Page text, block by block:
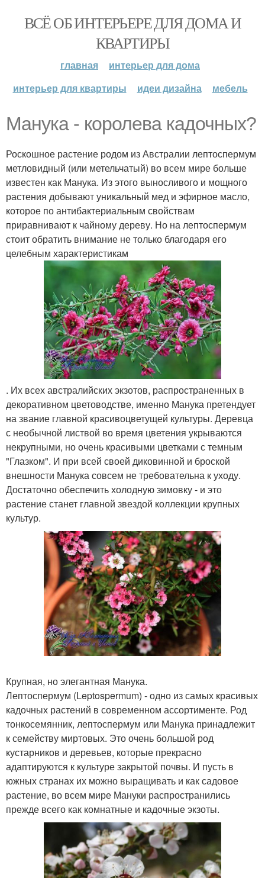
ВСЁ ОБ ИНТЕРЬЕРЕ ДЛЯ ДОМА И
КВАРТИРЫ
главная
интерьер для дома
интерьер для квартиры
идеи дизайна мебель
Манука - королева кадочных?
Роскошное растение родом из Австралии лептоспермум
метловидный (или метельчатый) во всем мире больше
известен как Манука. Из этого выносливого и мощного
растения добывают уникальный мед и эфирное масло,
которое по антибактериальным свойствам
приравнивают к чайному дереву. Но на лептоспермум
стоит обратить внимание не только благодаря его
целебным характеристикам
. Их всех австралийских экзотов, распространенных в
декоративном цветоводстве, именно Манука претендует
на звание главной красивоцветущей культуры. Деревца
с необычной листвой во время цветения укрываются
некрупными, но очень красивыми цветками с темным
"Глазком". И при всей своей диковинной и броской
внешности Манука совсем не требовательна к уходу.
Достаточно обеспечить холодную зимовку - и это
растение станет главной звездой коллекции крупных
культур.
Крупная, но элегантная Манука.
Лептоспермум (Leptospermum) - одно из самых красивых
кадочных растений в современном ассортименте. Род
тонкосемянник, лептоспермум или Манука принадлежит
к семейству миртовых. Это очень большой род
кустарников и деревьев, которые прекрасно
адаптируются к культуре закрытой почвы. И пусть в
южных странах их можно выращивать и как садовое
растение, во всем мире Мануки распространились
прежде всего как комнатные и кадочные экзоты.